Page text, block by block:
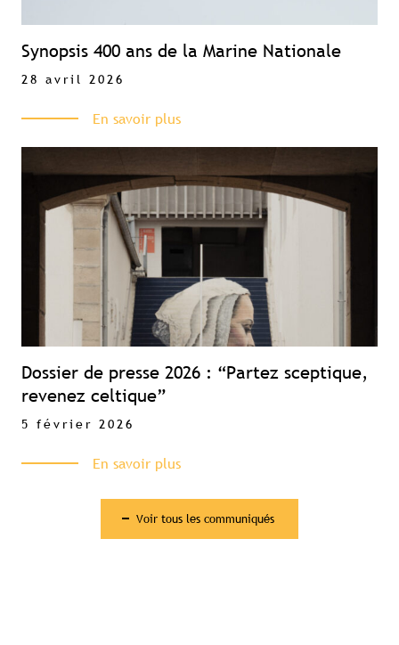
Synopsis 400 ans de la Marine Nationale
28 avril 2026
En savoir plus
Dossier de presse 2026 : “Partez sceptique,
revenez celtique”
5 février 2026
En savoir plus
Voir tous les communiqués